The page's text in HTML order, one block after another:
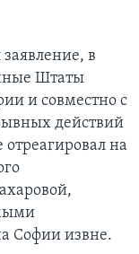
в
Штаты
и совместно с
действий
на
Софии извне.